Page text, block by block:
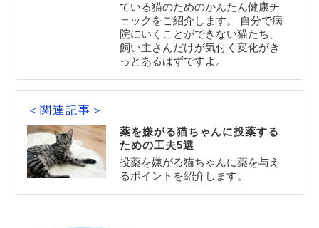
ている猫のためのかんたん健康チ
ェックをご紹介します。 自分で病
院にいくことができない猫たち、
飼い主さんだけが気付く変化がき
っとあるはずですよ。
＜関連記事＞
薬を嫌がる猫ちゃんに投薬する
ための工夫5選
投薬を嫌がる猫ちゃんに薬を与え
るポイントを紹介します。